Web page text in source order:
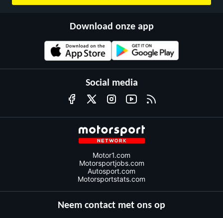
Download onze app
Social media
Motor1.com
Motorsportjobs.com
Autosport.com
Motorsportstats.com
Neem contact met ons op